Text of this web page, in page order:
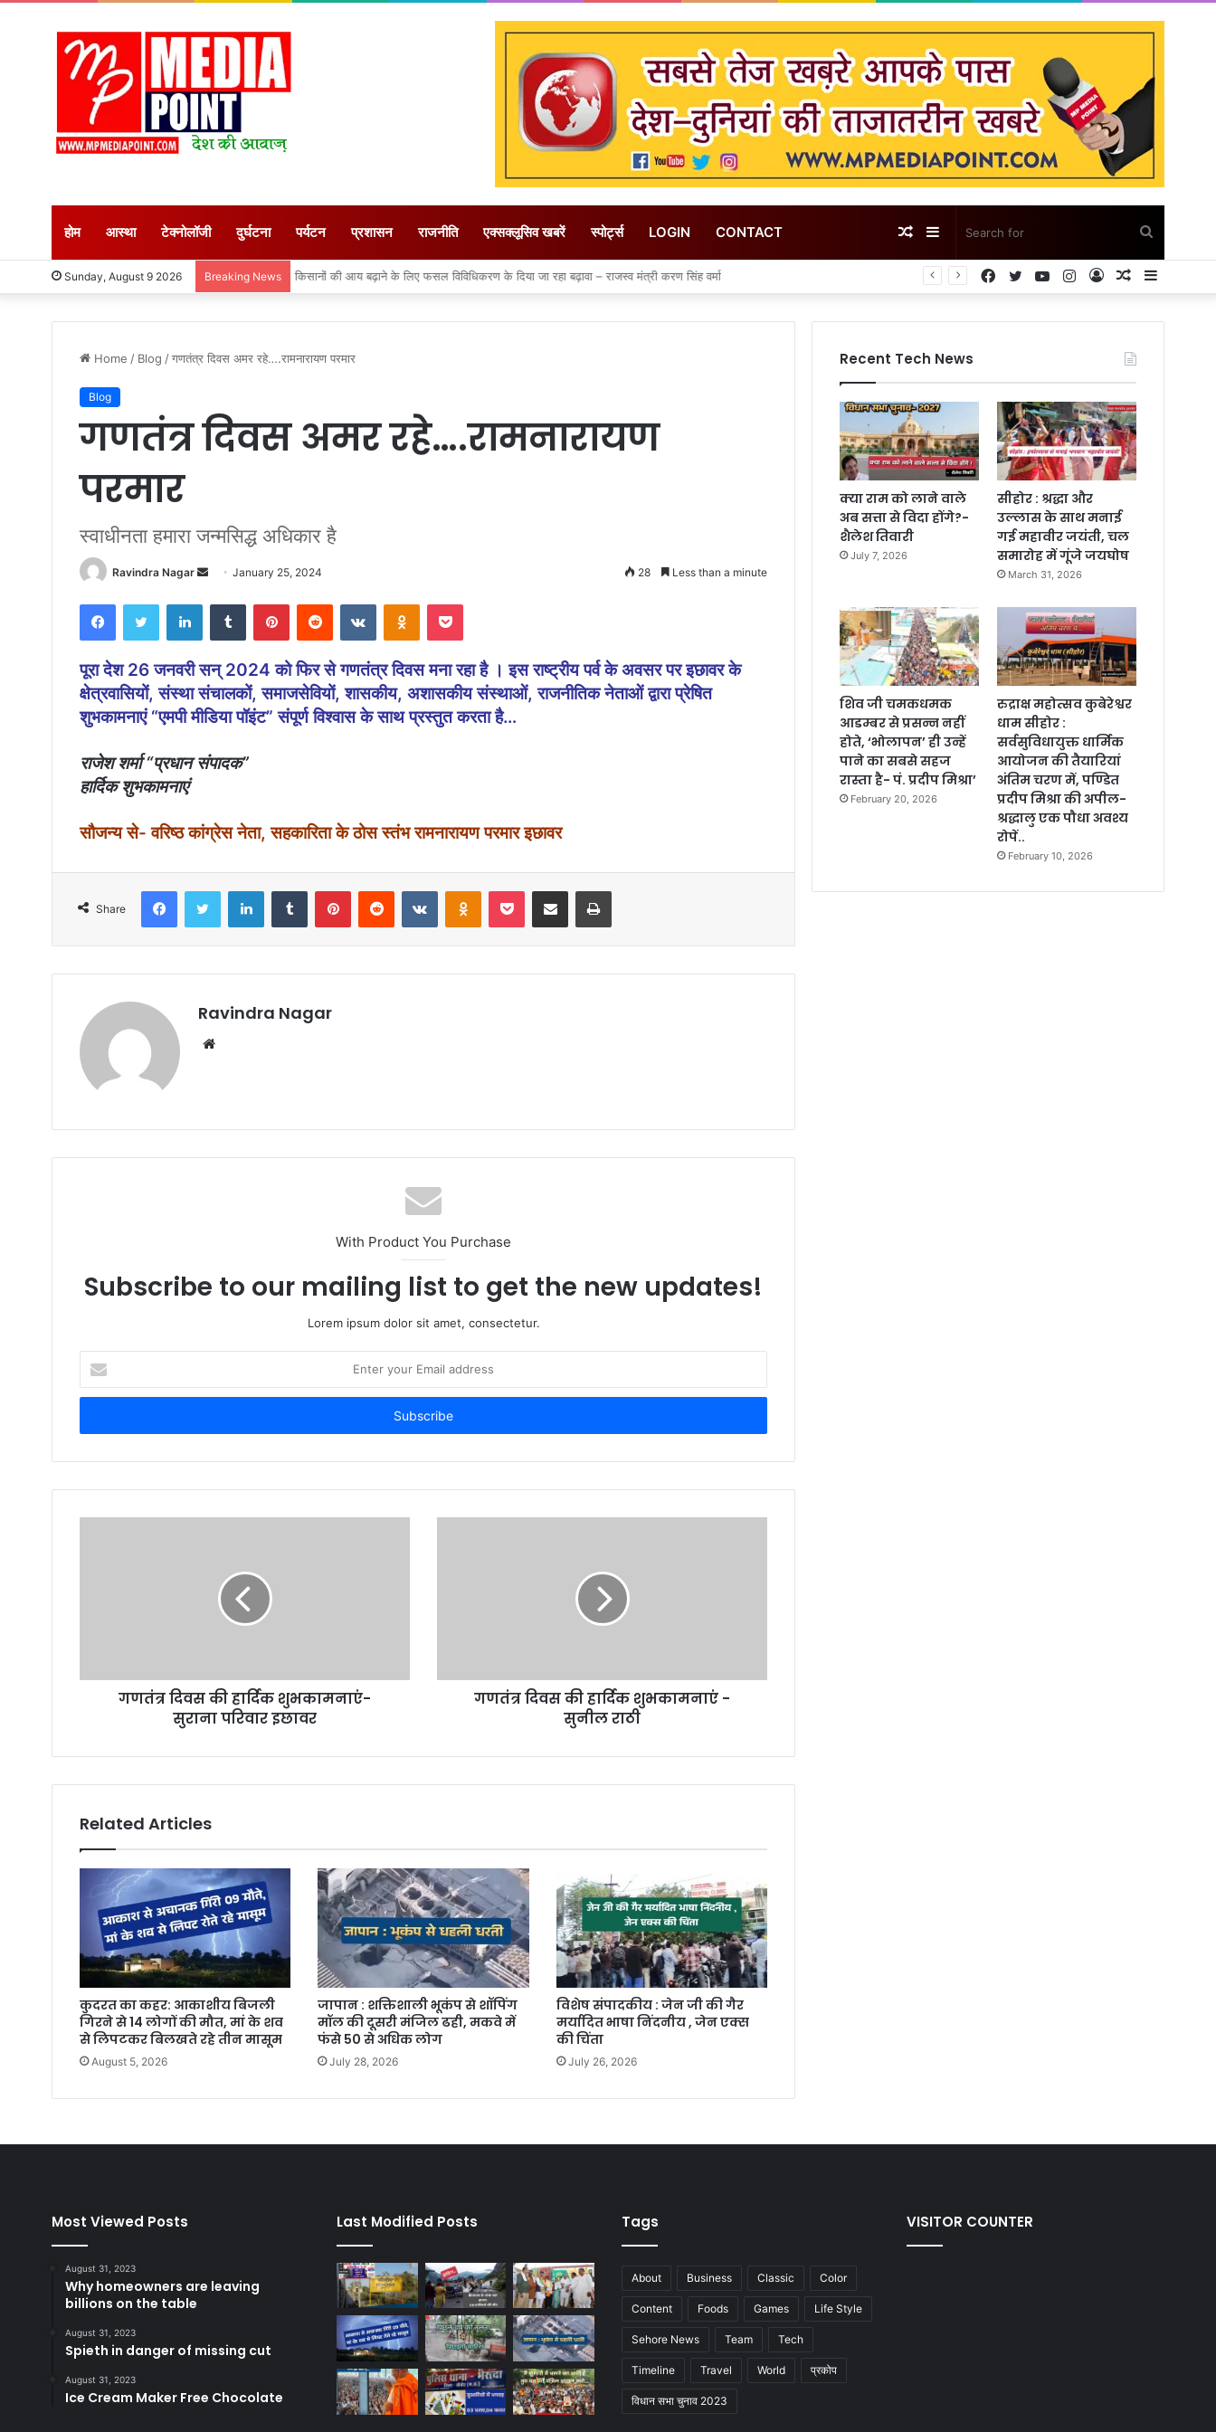
होम आस्था टेक्नोलॉजी दुर्घटना पर्यटन प्रशासन राजनीति एक्सक्लूसिव खबरें स्पोर्ट्स LOGIN CONTACT
for
Sidebar
Random
Article
Sunday, August 9 2026 Breaking News किसानों की आय बढ़ाने के लिए फसल विविधिकरण के दिया जा रहा बढ़ावा – राजस्व मंत्री करण सिंह वर्मा
Random
Log
Instagram
YouTube
Twitter
Facebook
Home / Blog /गणतंत्र दिवस अमर रहे….रामनारायण परमार
Blog
गणतंत्र दिवस अमर रहे….रामनारायण
परमार
स्वाधीनता हमारा जन्मसिद्ध अधिकार है
Ravindra Nagar
d
n
e
m
i
January 25, 2024 28 Less than a minute
पूरा देश 26 जनवरी सन् 2024 को फिर से गणतंत्र दिवस मना रहा है । इस राष्ट्रीय पर्व के अवसर पर इछावर के
क्षेत्रवासियों, संस्था संचालकों, समाजसेवियों, शासकीय, अशासकीय संस्थाओं, राजनीतिक नेताओं द्वारा प्रेषित
शुभकामनाएं “एमपी मीडिया पॉइंट” संपूर्ण विश्वास के साथ प्रस्तुत करता है…
राजेश शर्मा “प्रधान संपादक”
हार्दिक शुभकामनाएं
सौजन्य से- वरिष्ठ कांग्रेस नेता, सहकारिता के ठोस स्तंभ रामनारायण‌ परमार इछावर
Share
Ravindra Nagar
i
With Product You Purchase
Subscribe to our mailing list to get the new updates!
Lorem ipsum dolor sit amet, consectetur.
t
r
u
r
गणतंत्र दिवस की हार्दिक शुभकामनाएं-
सुराना परिवार इछावर
गणतंत्र दिवस की हार्दिक शुभकामनाएं -
सुनील राठी
Related Articles
कुदरत का कहर: आकाशीय बिजली
गिरने से 14 लोगों की मौत, मां के शव
से लिपटकर बिलखते रहे तीन मासूम
August 5, 2026
जापान : शक्तिशाली भूकंप से शॉपिंग
मॉल की दूसरी मंजिल ढही, मकवे में
फंसे 50 से अधिक लोग
July 28, 2026
विशेष संपादकीय : जेन जी की गैर
मर्यादित भाषा निंदनीय , जेन एक्स
की चिंता
July 26, 2026
Recent Tech News
क्या राम को लाने वाले
अब सत्ता से विदा होंगे?-
शैलेश तिवारी
July 7, 2026
सीहोर : श्रद्धा और
उल्लास के साथ मनाई
गई महावीर जयंती, चल
समारोह में गूंजे जयघोष
March 31, 2026
शिव जी चमकधमक
आडम्बर से प्रसन्न नहीं
होते, ‘भोलापन’ ही उन्हें
पाने का सबसे सहज
रास्ता है- पं. प्रदीप मिश्रा’
February 20, 2026
रुद्राक्ष महोत्सव कुबेरेश्वर
धाम सीहोर :
सर्वसुविधायुक्त धार्मिक
आयोजन की तैयारियां
अंतिम चरण में, पण्डित
प्रदीप मिश्रा की अपील-
श्रद्धालु एक पौधा अवश्य
रोपें..
February 10, 2026
Most Viewed Posts
August 31, 2023
Why homeowners are leaving
billions on the table
August 31, 2023
Spieth in danger of missing cut
August 31, 2023
Ice Cream Maker Free Chocolate
Last Modified Posts Tags
About Business Classic Color
Content Foods Games Life Style
Sehore News Team Tech
Timeline Travel World प्रकोप
विधान सभा चुनाव 2023
VISITOR COUNTER